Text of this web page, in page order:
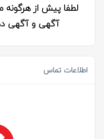
لطفا پیش از هرگونه
آگهی و آگهی
اطلاعات تماس